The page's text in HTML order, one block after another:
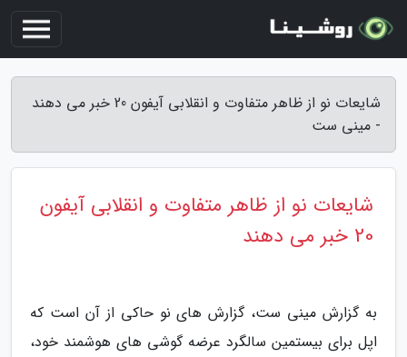
شایعات نو از ظاهر متفاوت و انقلابی آیفون 20 خبر می دهند
- مینی ست
شایعات نو از ظاهر متفاوت و انقلابی آیفون
20 خبر می دهند
به گزارش مینی ست، گزارش های نو حاکی از آن است که
اپل برای بیستمین سالگرد عرضه گوشی های هوشمند خود،